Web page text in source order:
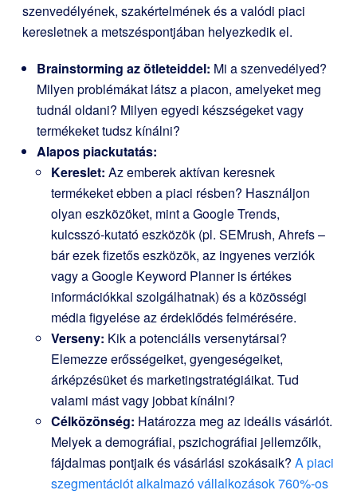
szenvedélyének, szakértelmének és a valódi piaci
keresletnek a metszéspontjában helyezkedik el.
Brainstorming az ötleteiddel: Mi a szenvedélyed?
Milyen problémákat látsz a piacon, amelyeket meg
tudnál oldani? Milyen egyedi készségeket vagy
termékeket tudsz kínálni?
Alapos piackutatás:
Kereslet: Az emberek aktívan keresnek
termékeket ebben a piaci résben? Használjon
olyan eszközöket, mint a Google Trends,
kulcsszó-kutató eszközök (pl. SEMrush, Ahrefs –
bár ezek fizetős eszközök, az ingyenes verziók
vagy a Google Keyword Planner is értékes
információkkal szolgálhatnak) és a közösségi
média figyelése az érdeklődés felmérésére.
Verseny: Kik a potenciális versenytársai?
Elemezze erősségeiket, gyengeségeiket,
árképzésüket és marketingstratégiáikat. Tud
valami mást vagy jobbat kínálni?
Célközönség: Határozza meg az ideális vásárlót.
Melyek a demográfiai, pszichográfiai jellemzőik,
fájdalmas pontjaik és vásárlási szokásaik? A piaci
szegmentációt alkalmazó vállalkozások 760%-os